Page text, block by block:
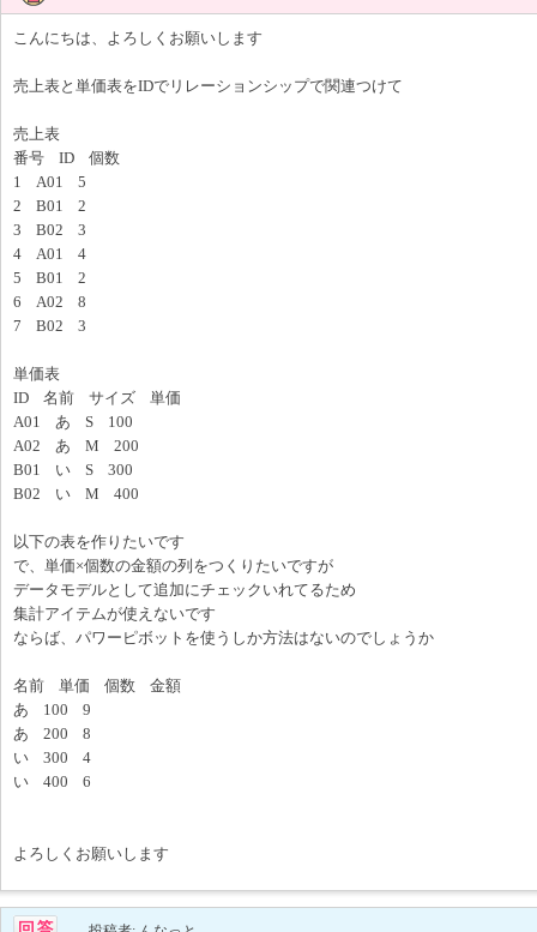
こんにちは、よろしくお願いします
売上表と単価表をIDでリレーションシップで関連つけて
売上表
番号 ID 個数
1 A01 5
2 B01 2
3 B02 3
4 A01 4
5 B01 2
6 A02 8
7 B02 3
単価表
ID 名前 サイズ 単価
A01 あ S 100
A02 あ M 200
B01 い S 300
B02 い M 400
以下の表を作りたいです
で、単価×個数の金額の列をつくりたいですが
データモデルとして追加にチェックいれてるため
集計アイテムが使えないです
ならば、パワーピボットを使うしか方法はないのでしょうか
名前 単価 個数 金額
あ 100 9
あ 200 8
い 300 4
い 400 6
よろしくお願いします